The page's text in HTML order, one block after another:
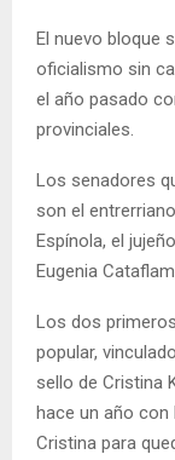
El nuevo bloque
oficialismo sin
el año pasado
provinciales.
Los senadores
son el
Espínola, el
Eugenia
Los dos
popular,
sello de Cristina
hace un año
Cristina para